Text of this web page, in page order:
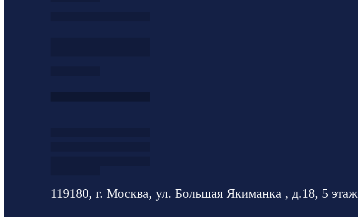
119180, г. Москва, ул. Большая Якиманка , д.18, 5 этаж